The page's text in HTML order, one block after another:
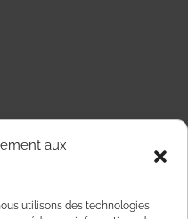
aux
utilisons des technologies